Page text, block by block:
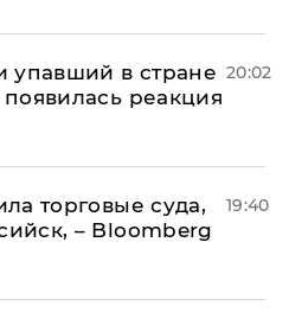
упавший в стране
реакция
20:02
торговые суда,
– Bloomberg
19:40